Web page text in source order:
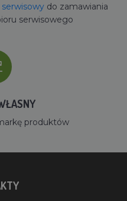
do zamawiania
serwisowego
produktów